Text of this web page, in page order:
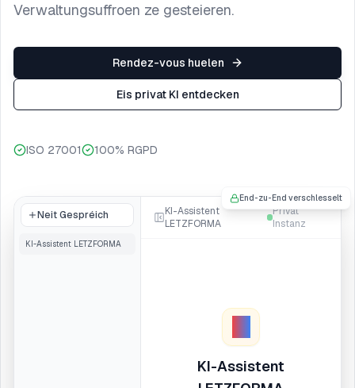
Verwaltungsuffroen ze gesteieren.
Rendez-vous huelen
Eis privat KI entdecken
ISO 27001 100% RGPD
Neit Gespréich
KI-Assistent LETZFORMA
KI-Assistent
LETZFORMA
Privat
Instanz
End-zu-End verschlesselt